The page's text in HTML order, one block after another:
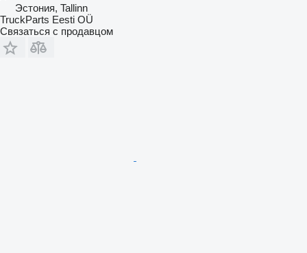
Эстония, Tallinn
TruckParts Eesti OÜ
Связаться с продавцом